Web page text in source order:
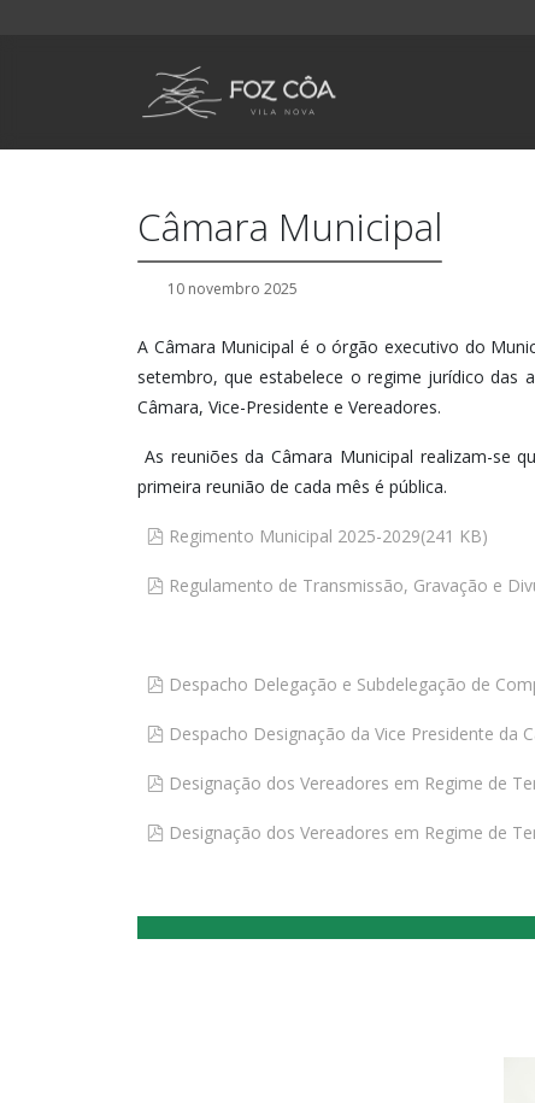
Câmara Municipal
10 novembro 2025
A Câmara Municipal é o órgão executivo do
setembro, que estabelece o regime jurídico das
Câmara, Vice-Presidente e Vereadores.
As reuniões da Câmara Municipal realizam-se
primeira reunião de cada mês é pública.
pdf
Regimento Municipal 2025-2029(241 KB)
pdf
Regulamento de Transmissão, Gravação e
pdf
Despacho Delegação e Subdelegação de
pdf
Despacho Designação da Vice Presidente da
pdf
Designação dos Vereadores em Regime de
pdf
Designação dos Vereadores em Regime de